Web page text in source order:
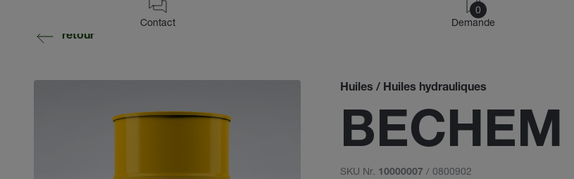
0
Demande
Contact
retour
Huiles / Huiles hydrauliques
SKU Nr. 10000007 / 0800902